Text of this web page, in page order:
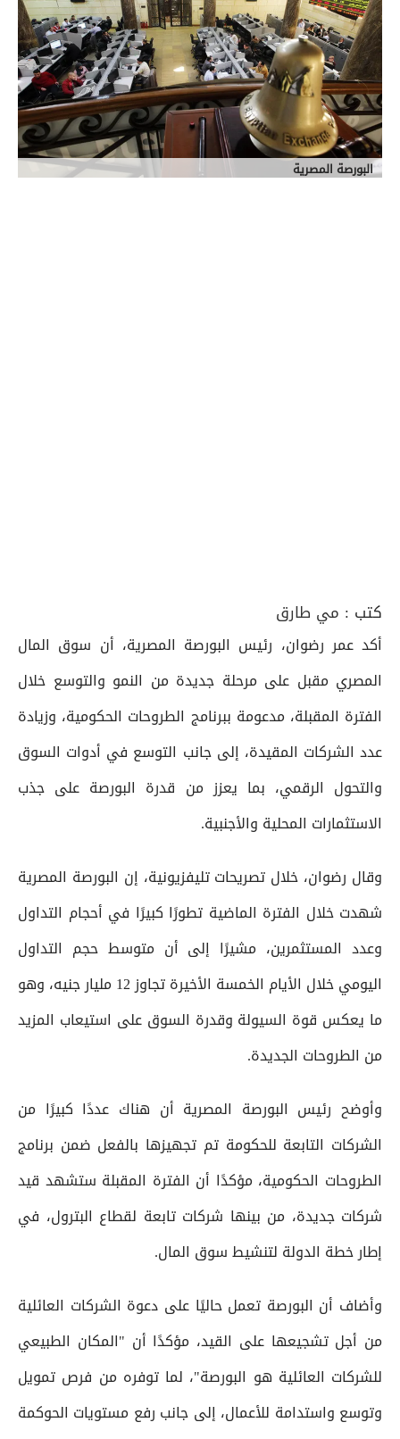
البورصة المصرية
كتب : مي طارق
أكد عمر رضوان، رئيس البورصة المصرية، أن سوق المال
المصري مقبل على مرحلة جديدة من النمو والتوسع خلال
الفترة المقبلة، مدعومة ببرنامج الطروحات الحكومية، وزيادة
عدد الشركات المقيدة، إلى جانب التوسع في أدوات السوق
والتحول الرقمي، بما يعزز من قدرة البورصة على جذب
الاستثمارات المحلية والأجنبية.
وقال رضوان، خلال تصريحات تليفزيونية، إن البورصة المصرية
شهدت خلال الفترة الماضية تطورًا كبيرًا في أحجام التداول
وعدد المستثمرين، مشيرًا إلى أن متوسط حجم التداول
اليومي خلال الأيام الخمسة الأخيرة تجاوز 12 مليار جنيه، وهو
ما يعكس قوة السيولة وقدرة السوق على استيعاب المزيد
من الطروحات الجديدة.
وأوضح رئيس البورصة المصرية أن هناك عددًا كبيرًا من
الشركات التابعة للحكومة تم تجهيزها بالفعل ضمن برنامج
الطروحات الحكومية، مؤكدًا أن الفترة المقبلة ستشهد قيد
شركات جديدة، من بينها شركات تابعة لقطاع البترول، في
إطار خطة الدولة لتنشيط سوق المال.
وأضاف أن البورصة تعمل حاليًا على دعوة الشركات العائلية
من أجل تشجيعها على القيد، مؤكدًا أن "المكان الطبيعي
للشركات العائلية هو البورصة"، لما توفره من فرص تمويل
وتوسع واستدامة للأعمال، إلى جانب رفع مستويات الحوكمة